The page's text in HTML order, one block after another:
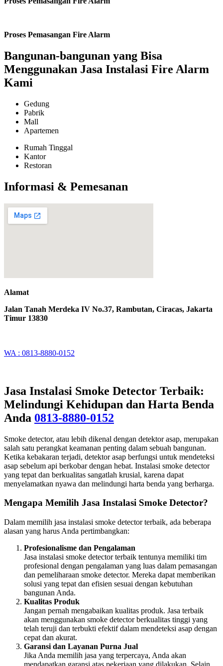
Proses Pemasangan Fire Alarm
Bangunan-bangunan yang Bisa
Menggunakan Jasa Instalasi Fire Alarm
Kami
Gedung
Pabrik
Mall
Apartemen
Rumah Tinggal
Kantor
Restoran
Informasi & Pemesanan
Alamat
Jalan Tanah Merdeka IV No.37, Rambutan, Ciracas, Jakarta
Timur 13830
WA : 0813-8880-0152
Jasa Instalasi Smoke Detector Terbaik:
Melindungi Kehidupan dan Harta Benda
Anda 0813-8880-0152
Smoke detector, atau lebih dikenal dengan detektor asap, merupakan
salah satu perangkat keamanan penting dalam sebuah bangunan.
Ketika kebakaran terjadi, detektor asap berfungsi untuk mendeteksi
asap sebelum api berkobar dengan hebat. Instalasi smoke detector
yang tepat dan berkualitas sangatlah krusial, karena dapat
menyelamatkan nyawa dan melindungi harta benda yang berharga.
Mengapa Memilih Jasa Instalasi Smoke Detector?
Dalam memilih jasa instalasi smoke detector terbaik, ada beberapa
alasan yang harus Anda pertimbangkan:
Profesionalisme dan Pengalaman
Jasa instalasi smoke detector terbaik tentunya memiliki tim
profesional dengan pengalaman yang luas dalam pemasangan
dan pemeliharaan smoke detector. Mereka dapat memberikan
solusi yang tepat dan efisien sesuai dengan kebutuhan
bangunan Anda.
Kualitas Produk
Jangan pernah mengabaikan kualitas produk. Jasa terbaik
akan menggunakan smoke detector berkualitas tinggi yang
telah teruji dan terbukti efektif dalam mendeteksi asap dengan
cepat dan akurat.
Garansi dan Layanan Purna Jual
Jika Anda memilih jasa yang terpercaya, Anda akan
mendapatkan garansi atas pekerjaan yang dilakukan. Selain